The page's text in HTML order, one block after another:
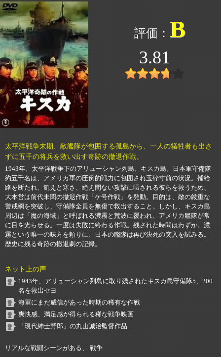
B
3.81
太平洋戦争末期、敵艦隊が包囲する孤島から、一人の犠牲者も出さ
ずに五千の将兵を救い出す奇跡の撤退作戦。
1943年、太平洋戦争下のアリューシャン列島、キスカ島。日本軍守備隊
約五千名は、アメリカ軍の圧倒的戦力に包囲され玉砕寸前の状況。補給
路を断たれ、飢えと寒さ、絶え間ない攻撃に晒される彼らを救うため、
大本営は前代未聞の撤退作戦「ケ号作戦」を発動。目的は、敵の厳重な
警戒網を突破し、守備隊全員を無傷で救出すること。しかし、キスカ島
周辺は「魔の海域」と呼ばれる濃霧と荒波に覆われ、アメリカ艦隊が常
に目を光らせる。一度は失敗に終わる作戦。残された時間はわずか。濃
霧という唯一の味方を頼りに、日本の艦隊は再び決死の突入を試みる。
歴史に残る奇跡の撤退劇の記録。
ネット上の声
1943年、アリューシャン列島に取り残されたキスカ島守備隊5、200
名を救出セヨ
海軍にまだ威信があった時期の稀有な作戦
爽快感、満足感が得られる稀な戦争映画
「現代紳士野郎」の丸山誠治監督作品
リアルな戦闘シーンがある、 戦争